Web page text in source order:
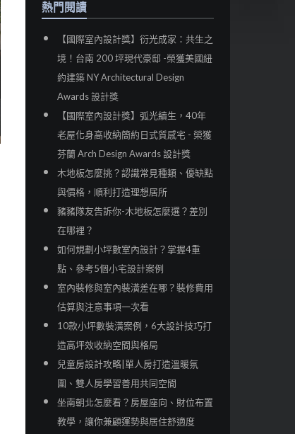
熱門閱讀
【國際室內設計獎】衍光成家：共生之
境！台南 200 坪現代豪邸 -榮獲美國紐
約建築 NY Architectural Design
Awards 設計獎
【國際室內設計獎】弧光續生，40年
老屋化身高收納簡約日式質感宅 - 榮獲
芬蘭 Arch Design Awards 設計獎
木地板怎麼挑？認識常見種類、優缺點
與價格，順利打造理想居所
豬豬隊友告訴你-木地板怎麼選？差別
在哪裡？
如何規劃小坪數室內設計？掌握4重
點、參考5個小宅設計案例
室內裝修與室內裝潢差在哪？裝修費用
估算與注意事項一次看
10款小坪數裝潢案例，6大設計技巧打
造高坪效收納空間與格局
兒童房設計攻略|單人房打造溫暖氛
圍、雙人房學習善用共同空間
坐南朝北怎麼看？房屋座向、財位布置
教學，讓你兼顧運勢與居住舒適度